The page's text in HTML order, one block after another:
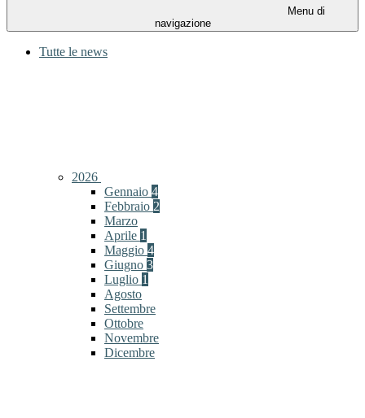
Menu di
navigazione
Tutte le news
2026
Gennaio 4
Febbraio 2
Marzo
Aprile 1
Maggio 4
Giugno 3
Luglio 1
Agosto
Settembre
Ottobre
Novembre
Dicembre